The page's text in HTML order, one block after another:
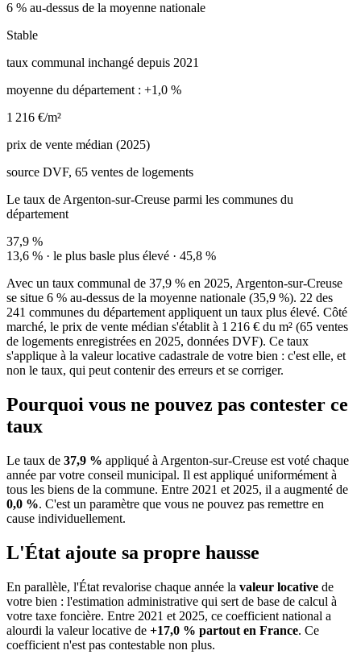
6 % au-dessus de la moyenne nationale
Stable
taux communal inchangé depuis 2021
moyenne du département : +1,0 %
1 216 €/m²
prix de vente médian (2025)
source DVF, 65 ventes de logements
Le taux de Argenton-sur-Creuse parmi les communes du
département
37,9 %
13,6 % · le plus basle plus élevé · 45,8 %
Avec un taux communal de 37,9 % en 2025, Argenton-sur-Creuse
se situe 6 % au-dessus de la moyenne nationale (35,9 %). 22 des
241 communes du département appliquent un taux plus élevé. Côté
marché, le prix de vente médian s'établit à 1 216 € du m² (65 ventes
de logements enregistrées en 2025, données DVF). Ce taux
s'applique à la valeur locative cadastrale de votre bien : c'est elle, et
non le taux, qui peut contenir des erreurs et se corriger.
Pourquoi vous ne pouvez pas contester ce
taux
Le taux de 37,9 % appliqué à Argenton-sur-Creuse est voté chaque
année par votre conseil municipal. Il est appliqué uniformément à
tous les biens de la commune. Entre 2021 et 2025, il a augmenté de
0,0 %. C'est un paramètre que vous ne pouvez pas remettre en
cause individuellement.
L'État ajoute sa propre hausse
En parallèle, l'État revalorise chaque année la valeur locative de
votre bien : l'estimation administrative qui sert de base de calcul à
votre taxe foncière. Entre 2021 et 2025, ce coefficient national a
alourdi la valeur locative de +17,0 % partout en France. Ce
coefficient n'est pas contestable non plus.